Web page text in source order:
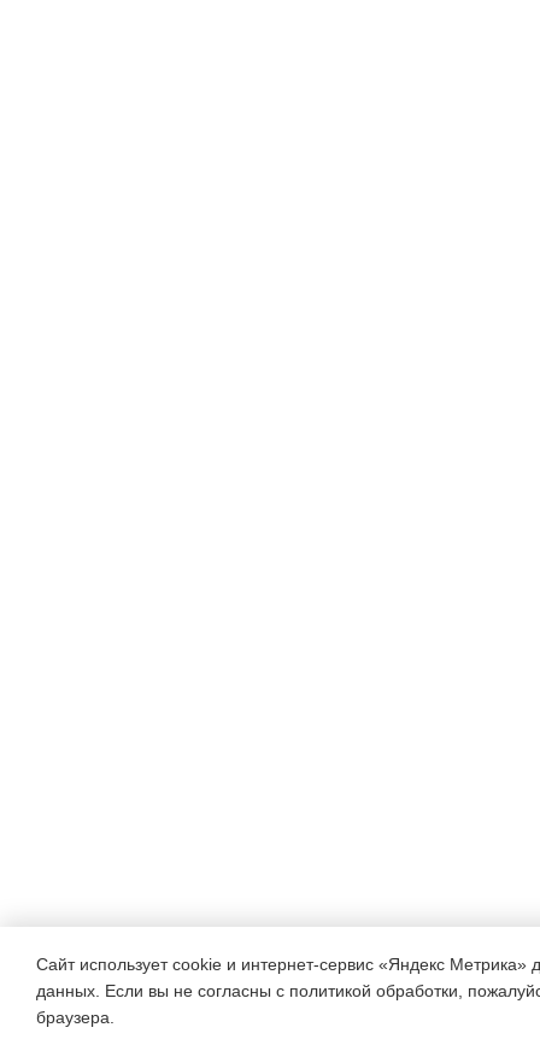
Сайт использует cookie и интернет-сервис «Яндекс Метрика»
данных. Если вы не согласны с политикой обработки,
браузера.